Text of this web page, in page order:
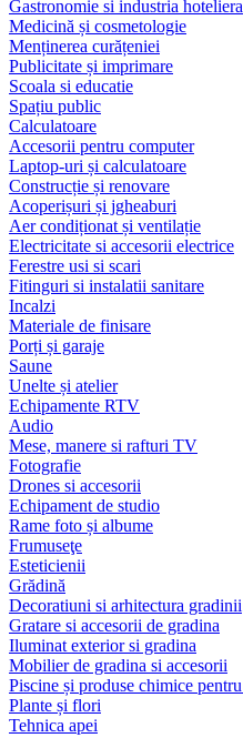
Gastronomie si industria hoteliera
Medicină și cosmetologie
Menținerea curățeniei
Publicitate și imprimare
Scoala si educatie
Spațiu public
Calculatoare
Accesorii pentru computer
Laptop-uri și calculatoare
Construcție și renovare
Acoperișuri și jgheaburi
Aer condiționat și ventilație
Electricitate si accesorii electrice
Ferestre usi si scari
Fitinguri si instalatii sanitare
Incalzi
Materiale de finisare
Porți și garaje
Saune
Unelte și atelier
Echipamente RTV
Audio
Mese, manere si rafturi TV
Fotografie
Drones si accesorii
Echipament de studio
Rame foto și albume
Frumuseţe
Esteticienii
Grădină
Decoratiuni si arhitectura gradinii
Gratare si accesorii de gradina
Iluminat exterior si gradina
Mobilier de gradina si accesorii
Piscine și produse chimice
Plante și flori
Tehnica apei